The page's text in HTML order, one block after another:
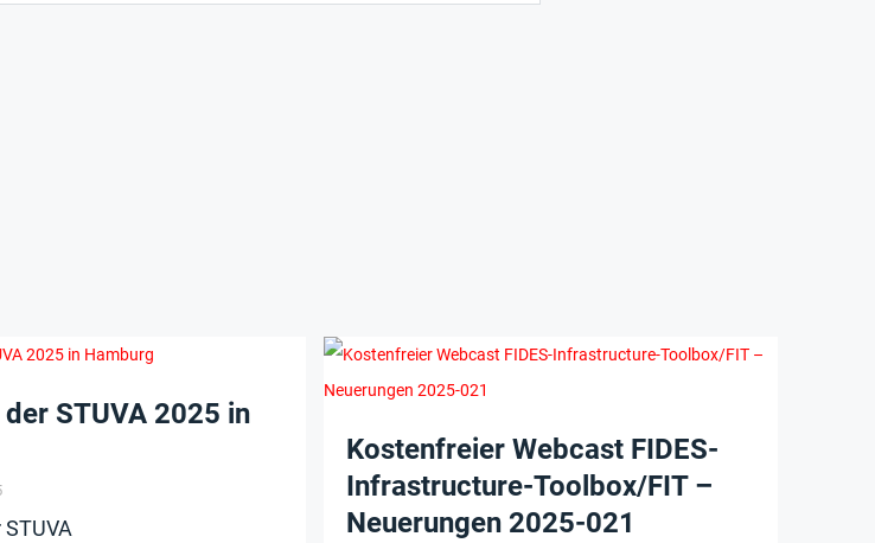
der STUVA 2025 in
Kostenfreier Webcast FIDES-
Infrastructure-Toolbox/FIT –
Neuerungen 2025-021